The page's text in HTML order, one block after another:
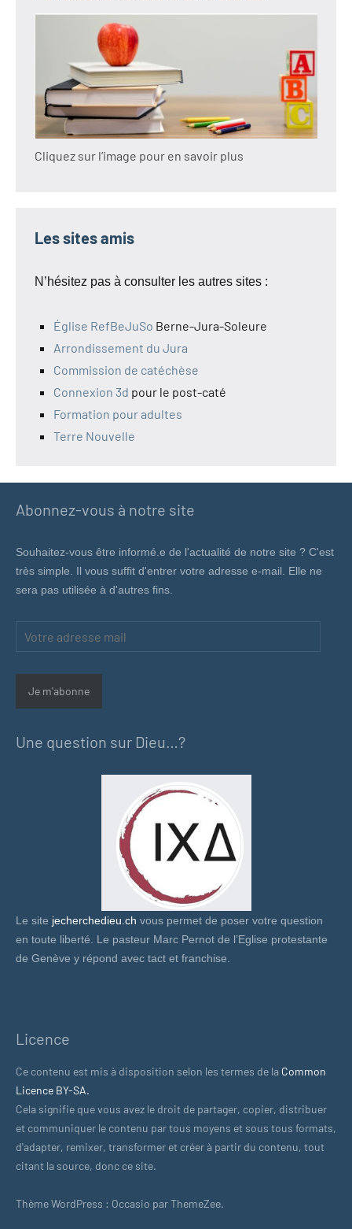
Cliquez sur l’image pour en savoir plus
Les sites amis
N’hésitez pas à consulter les autres sites :
Église RefBeJuSo Berne-Jura-Soleure
Arrondissement du Jura
Commission de catéchèse
Connexion 3d pour le post-caté
Formation pour adultes
Terre Nouvelle
Abonnez-vous à notre site
Souhaitez-vous être informé.e de l'actualité de notre site ? C'est
très simple. Il vous suffit d'entrer votre adresse e-mail. Elle ne
sera pas utilisée à d'autres fins.
Je m'abonne
Une question sur Dieu…?
Le site jecherchedieu.ch vous permet de poser votre question
en toute liberté. Le pasteur Marc Pernot de l’Eglise protestante
de Genève y répond avec tact et franchise.
Licence
Ce contenu est mis à disposition selon les termes de la Common
Licence BY-SA.
Cela signifie que vous avez le droit de partager, copier, distribuer
et communiquer le contenu par tous moyens et sous tous formats,
d'adapter, remixer, transformer et créer à partir du contenu, tout
citant la source, donc ce site.
Thème WordPress : Occasio par ThemeZee.